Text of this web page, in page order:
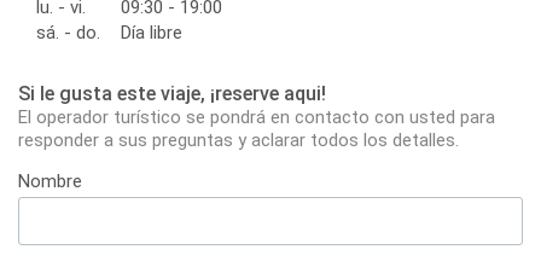
lu. - vi.
09:30 - 19:00
sá. - do.
Día libre
Si le gusta este viaje, ¡reserve aqui!
El operador turístico se pondrá en contacto con usted para
responder a sus preguntas y aclarar todos los detalles.
Nombre